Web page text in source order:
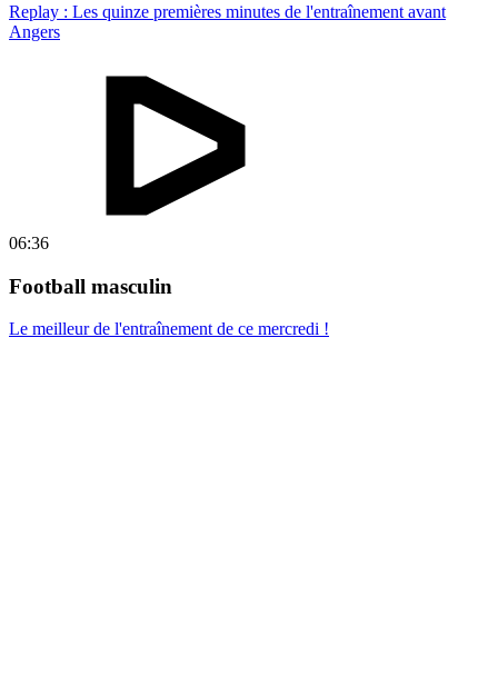
Replay : Les quinze premières minutes de l'entraînement avant
Angers
06:36
Football masculin
Le meilleur de l'entraînement de ce mercredi !